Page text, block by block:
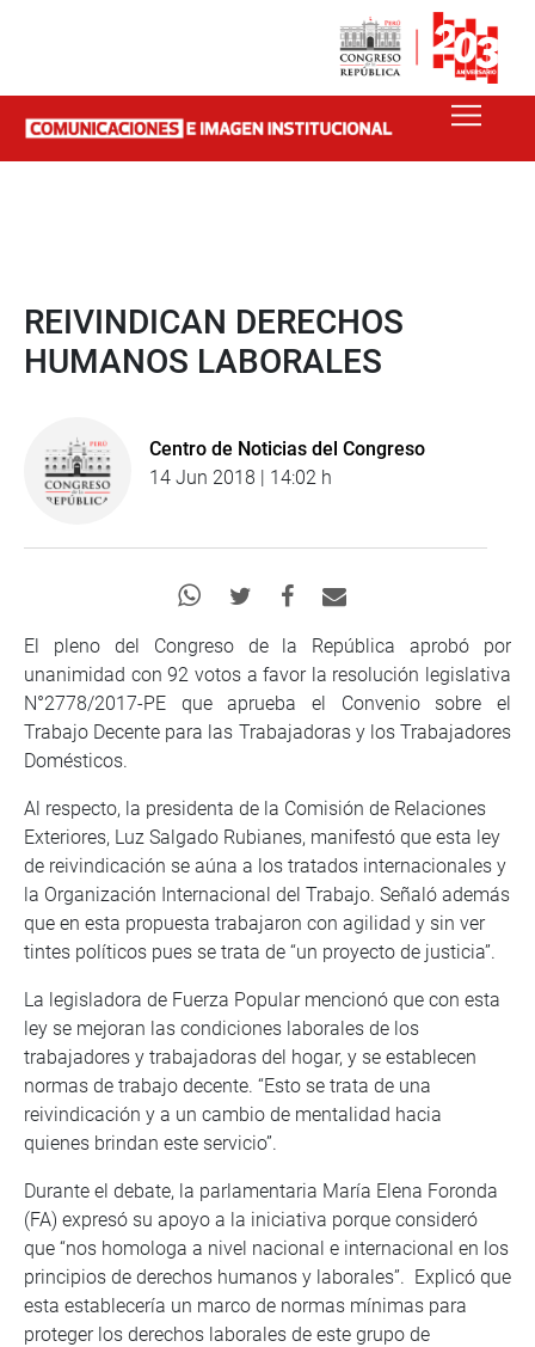
REIVINDICAN DERECHOS
HUMANOS LABORALES
Centro de Noticias del Congreso
14 Jun 2018 | 14:02 h
El pleno del Congreso de la República aprobó por
unanimidad con 92 votos a favor la resolución legislativa
N°2778/2017-PE que aprueba el Convenio sobre el
Trabajo Decente para las Trabajadoras y los Trabajadores
Domésticos.
Al respecto, la presidenta de la Comisión de Relaciones
Exteriores, Luz Salgado Rubianes, manifestó que esta ley
de reivindicación se aúna a los tratados internacionales y
la Organización Internacional del Trabajo. Señaló además
que en esta propuesta trabajaron con agilidad y sin ver
tintes políticos pues se trata de “un proyecto de justicia”.
La legisladora de Fuerza Popular mencionó que con esta
ley se mejoran las condiciones laborales de los
trabajadores y trabajadoras del hogar, y se establecen
normas de trabajo decente. “Esto se trata de una
reivindicación y a un cambio de mentalidad hacia
quienes brindan este servicio”.
Durante el debate, la parlamentaria María Elena Foronda
(FA) expresó su apoyo a la iniciativa porque consideró
que “nos homologa a nivel nacional e internacional en los
principios de derechos humanos y laborales”. Explicó que
esta establecería un marco de normas mínimas para
proteger los derechos laborales de este grupo de